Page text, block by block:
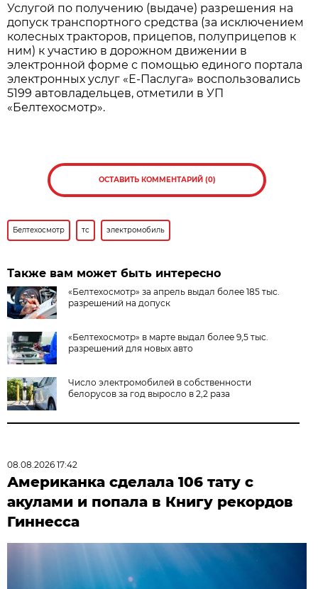
Услугой по получению (выдаче) разрешения на
допуск транспортного средства (за исключением
колесных тракторов, прицепов, полуприцепов к
ним) к участию в дорожном движении в
электронной форме с помощью единого портала
электронных услуг «Е-Паслуга» воспользовались
5199 автовладельцев, отметили в УП
«Белтехосмотр».
ОСТАВИТЬ КОММЕНТАРИЙ (0)
Белтехосмотр тс электромобиль
Также вам может быть интересно
«Белтехосмотр» за апрель выдал более 185 тыс.
разрешений на допуск
«Белтехосмотр» в марте выдал более 9,5 тыс.
разрешений для новых авто
Число электромобилей в собственности
белорусов за год выросло в 2,2 раза
08.08.2026 17:42
Американка сделала 106 тату с
акулами и попала в Книгу рекордов
Гиннесса